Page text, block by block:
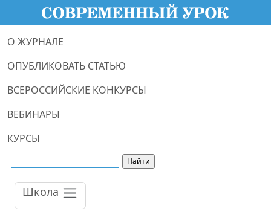
О ЖУРНАЛЕ
ОПУБЛИКОВАТЬ СТАТЬЮ
ВСЕРОССИЙСКИЕ КОНКУРСЫ
ВЕБИНАРЫ
КУРСЫ
Школа